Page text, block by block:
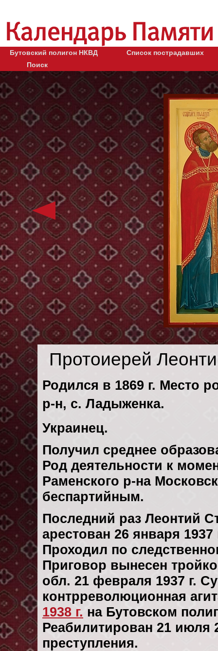
Бутовский полигон НКВД
Список пострадавших
Поиск
Протоиерей
Родился в 1869 г. Место
р-н, с. Ладыженка.
Украинец.
Получил среднее
Род деятельности к
Раменского р-на
беспартийным.
Последний раз Леонтий
арестован 26 января 1937
Проходил по
Приговор вынесен
обл. 21 февраля 1937 г.
контрреволюционная
1938 г. на Бутовском
Реабилитирован 21 июля
преступления.